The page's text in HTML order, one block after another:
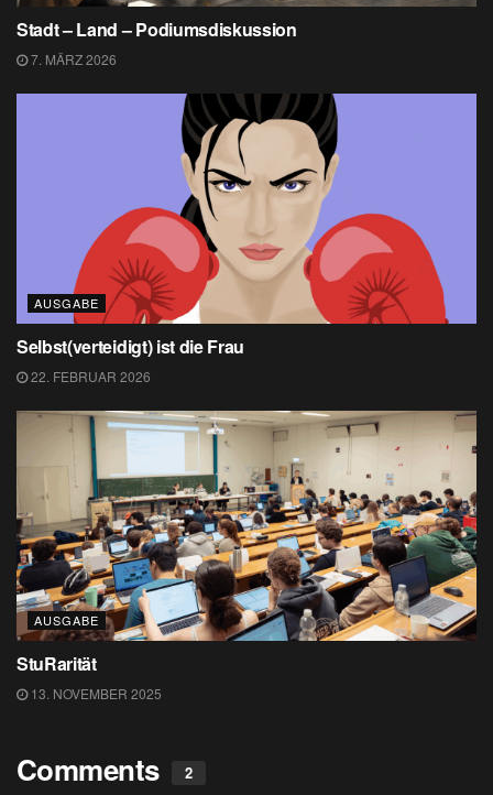
Stadt – Land – Podiumsdiskussion
7. MÄRZ 2026
AUSGABE
Selbst(verteidigt) ist die Frau
22. FEBRUAR 2026
AUSGABE
StuRarität
13. NOVEMBER 2025
Comments 2